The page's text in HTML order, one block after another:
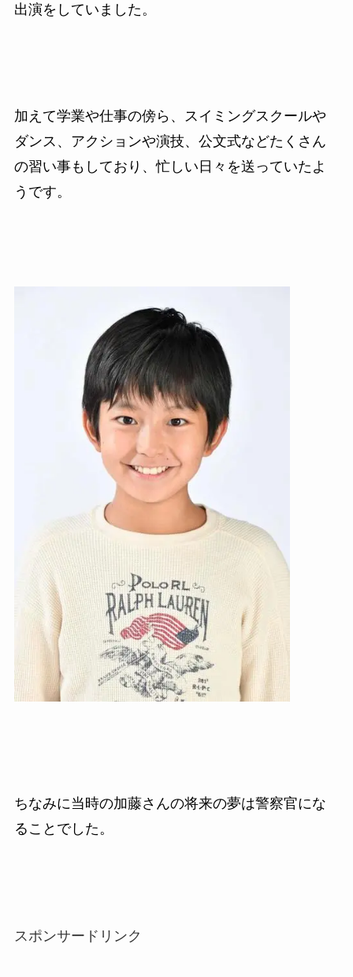
出演をしていました。
加えて学業や仕事の傍ら、スイミングスクールや
ダンス、アクションや演技、公文式などたくさん
の習い事もしており、忙しい日々を送っていたよ
うです。
ちなみに当時の加藤さんの将来の夢は警察官にな
ることでした。
スポンサードリンク